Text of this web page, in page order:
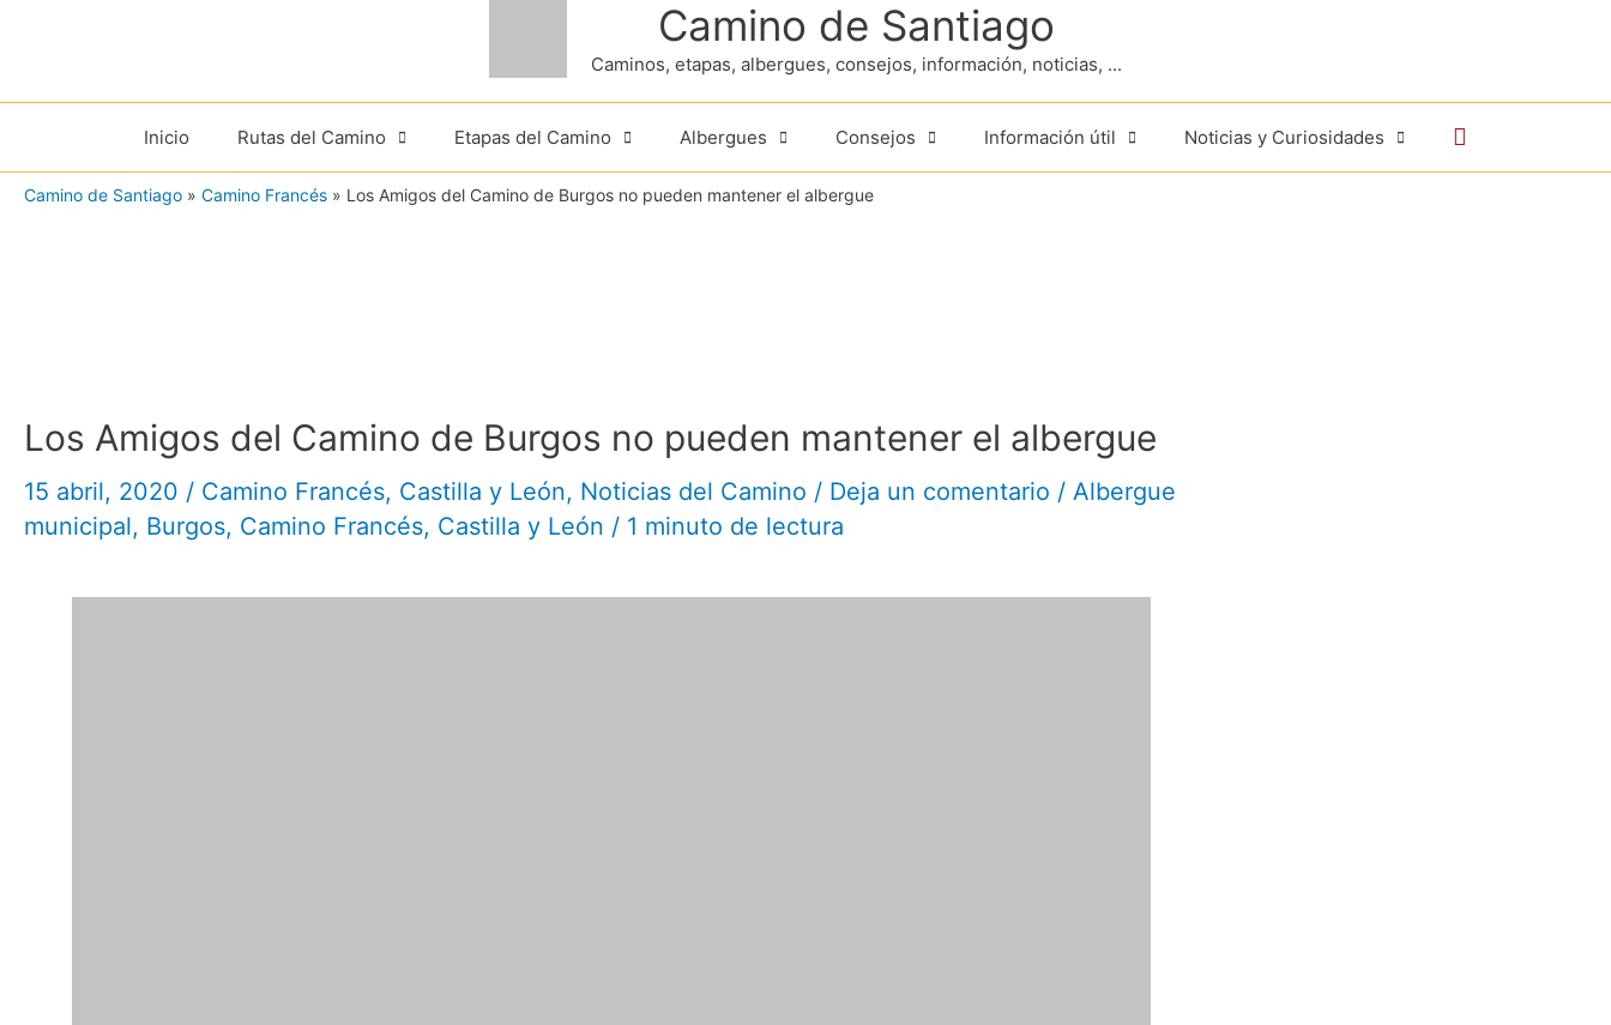
contenido
Camino de Santiago
Caminos, etapas, albergues, consejos, información, noticias, ...
Inicio Rutas del Camino Etapas del Camino Albergues Consejos Información útil Noticias y Curiosidades Buscar
Camino de Santiago » Camino Francés » Los Amigos del Camino de Burgos no pueden mantener el albergue
Los Amigos del Camino de Burgos no pueden mantener el albergue
15 abril, 2020 / Camino Francés, Castilla y León, Noticias del Camino / Deja un comentario / Albergue
municipal, Burgos, Camino Francés, Castilla y León / 1 minuto de lectura